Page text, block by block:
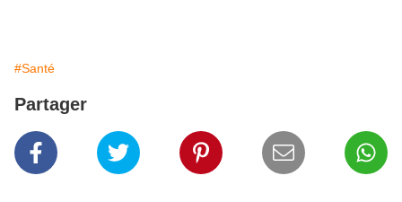
#Santé
Partager